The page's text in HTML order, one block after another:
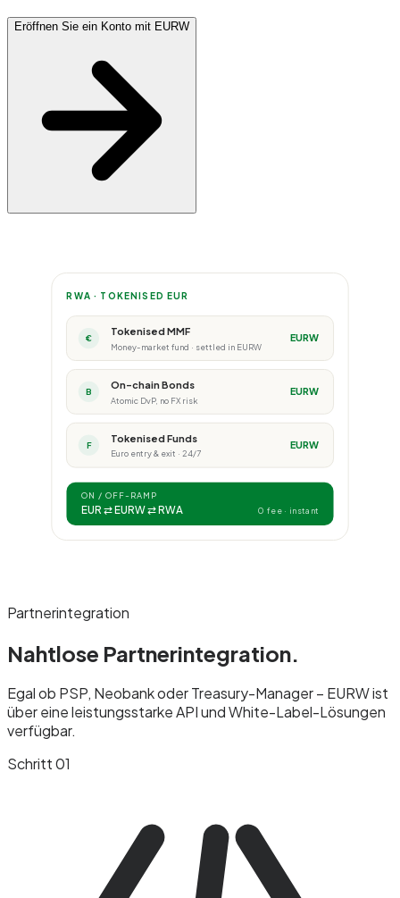
Eröffnen Sie ein Konto mit EURW
RWA · TOKENISED EUR
€
Tokenised MMF
Money-market fund · settled in EURW
EURW
B
On-chain Bonds
Atomic DvP, no FX risk
EURW
F
Tokenised Funds
Euro entry & exit · 24/7
EURW
ON / OFF-RAMP
EUR ⇄ EURW ⇄ RWA 0 fee · instant
Partnerintegration
Nahtlose Partnerintegration.
Egal ob PSP, Neobank oder Treasury-Manager – EURW ist
über eine leistungsstarke API und White-Label-Lösungen
verfügbar.
Schritt 01